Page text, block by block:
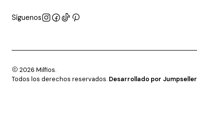
Síguenos
2026 Milfios.
Todos los derechos reservados. Desarrollado por Jumpseller